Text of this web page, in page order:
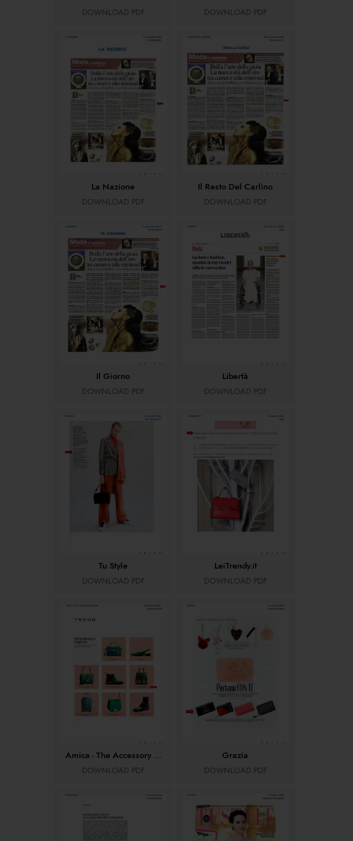
DOWNLOAD PDF DOWNLOAD PDF
La Nazione
DOWNLOAD PDF
Il Resto Del Carlino
DOWNLOAD PDF
Il Giorno
DOWNLOAD PDF
Libertà
DOWNLOAD PDF
Tu Style
DOWNLOAD PDF
LeiTrendy.it
DOWNLOAD PDF
Amica - The Accessory Issue
DOWNLOAD PDF
Grazia
DOWNLOAD PDF